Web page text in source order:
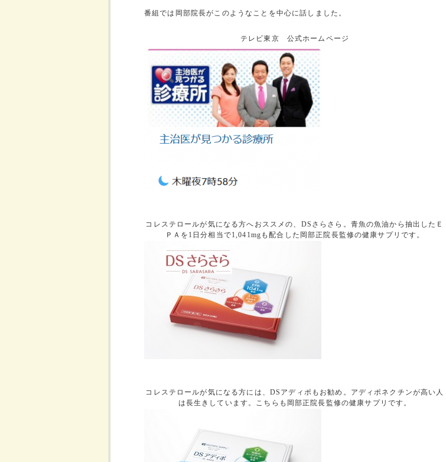
番組では岡部院長がこのようなことを中心に話しました。
テレビ東京 公式ホームページ
コレステロールが気になる方へおススメの、DSさらさら。青魚の魚油から抽出したＥ
ＰＡを1日分相当で1,041mgも配合した岡部正院長監修の健康サプリです。
コレステロールが気になる方には、DSアディポもお勧め。アディポネクチンが高い人
は長生きしています。こちらも岡部正院長監修の健康サプリです。